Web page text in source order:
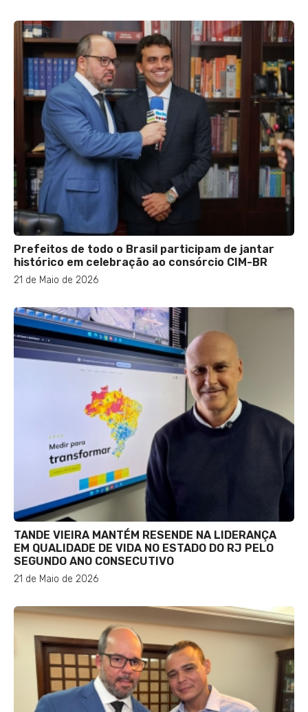
Prefeitos de todo o Brasil participam de jantar
histórico em celebração ao consórcio CIM-BR
21 de Maio de 2026
TANDE VIEIRA MANTÉM RESENDE NA LIDERANÇA
EM QUALIDADE DE VIDA NO ESTADO DO RJ PELO
SEGUNDO ANO CONSECUTIVO
21 de Maio de 2026